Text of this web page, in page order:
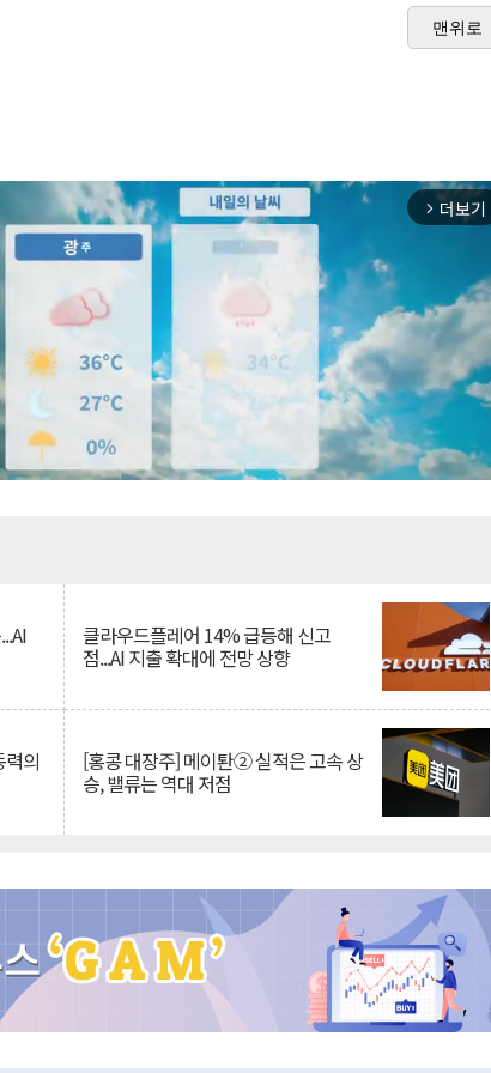
맨위로
arrow_forward_ios 더보기
클라우드플레어 14% 급등해 신고
점...AI 지출 확대에 전망 상향
의 [홍콩 대장주] 메이퇀② 실적은 고속 상
승, 밸류는 역대 저점